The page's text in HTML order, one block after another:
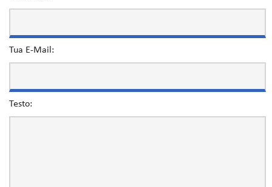
Tua E-Mail:
Testo: